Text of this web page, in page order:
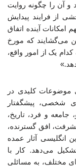
و آن را چگونه روایت
از فرایند پیدایش
آینده اتفاق
می‌گشایند که مورخ
یک از امور واقع،
موضوعات کلیدی در
شخصی، پیشگفتار
جامعه و فرد، تاریخ،
افق گسترنده،
انگلیسی آثار عمده
می‌دهد. کار با
مختلف، به مسائلی